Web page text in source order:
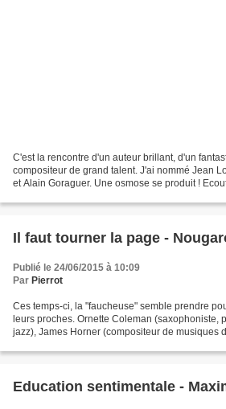
C'est la rencontre d'un auteur brillant, d'un
compositeur de grand talent. J'ai nommé Jean
et Alain Goraguer. Une osmose se produit !
Il faut tourner la page -
Publié le 24/06/2015 à 10:09
Par Pierrot
Ces temps-ci, la "faucheuse" semble prendre
leurs proches. Ornette Coleman (saxophoniste,
jazz), James Horner (compositeur de musiques
Education sentimentale -